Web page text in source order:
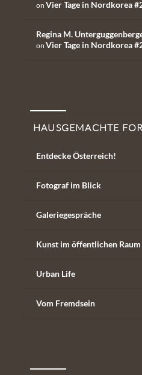
on Vier Tage in Nordkorea
Regina M.
on Vier Tage in Nordkorea
Hausgemachte
HAUSGEMACHTE
Entdecke Österreich!
Fotograf im Blick
Galeriegespräche
Kunst im öffentlichen Raum
Urban Life
Vom Fremdsein